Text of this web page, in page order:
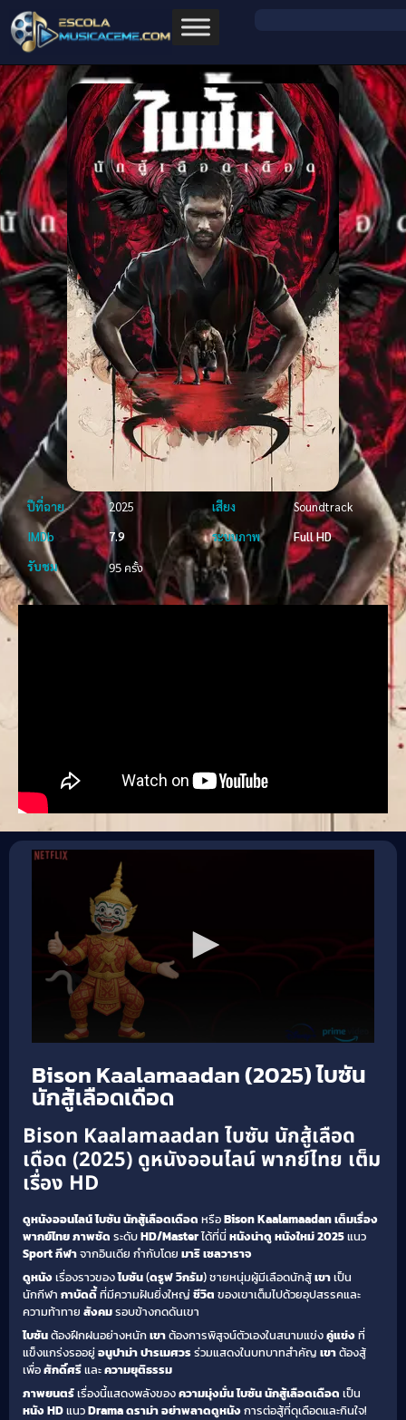
ปีที่ฉาย 2025 เสียง
Soundtrack
IMDb
7.9 ระบบภาพ
Full HD
รับชม
95 ครั้ง
Bison Kaalamaadan (2025) ไบซัน
นักสู้เลือดเดือด
Bison Kaalamaadan ไบซัน นักสู้เลือด
เดือด (2025) ดูหนังออนไลน์ พากย์ไทย เต็ม
เรื่อง HD
ดูหนังออนไลน์ไบซัน นักสู้เลือดเดือด หรือBison Kaalamaadanเต็มเรื่อง
พากย์ไทยภาพชัด ระดับHD/Masterได้ที่นี่หนังน่าดูหนังใหม่ 2025แนว
Sport กีฬาจากอินเดีย กำกับโดย มาริ เซลวาราจ
ดูหนังเรื่องราวของไบซัน(ดรูฟ วิกรัม) ชายหนุ่มผู้มีเลือดนักสู้เขาเป็น
นักกีฬา กาบัดดี้ที่มีความฝันยิ่งใหญ่ชีวิต ของเขาเต็มไปด้วยอุปสรรคและ
ความท้าทาย สังคมรอบข้างกดดันเขา
ไบซันต้องฝึกฝนอย่างหนักเขาต้องการพิสูจน์ตัวเองในสนามแข่งคู่แข่งที่
แข็งแกร่งรออยู่อนูปาม่า ปารเมศวรร่วมแสดงในบทบาทสำคัญ เขาต้องสู้
เพื่อศักดิ์ศรีและความยุติธรรม
ภาพยนตร์เรื่องนี้แสดงพลังของความมุ่งมั่นไบซัน นักสู้เลือดเดือด เป็น
หนัง HDแนวDrama ดราม่าอย่าพลาดดูหนังการต่อสู้ที่ดุเดือดและกินใจ!